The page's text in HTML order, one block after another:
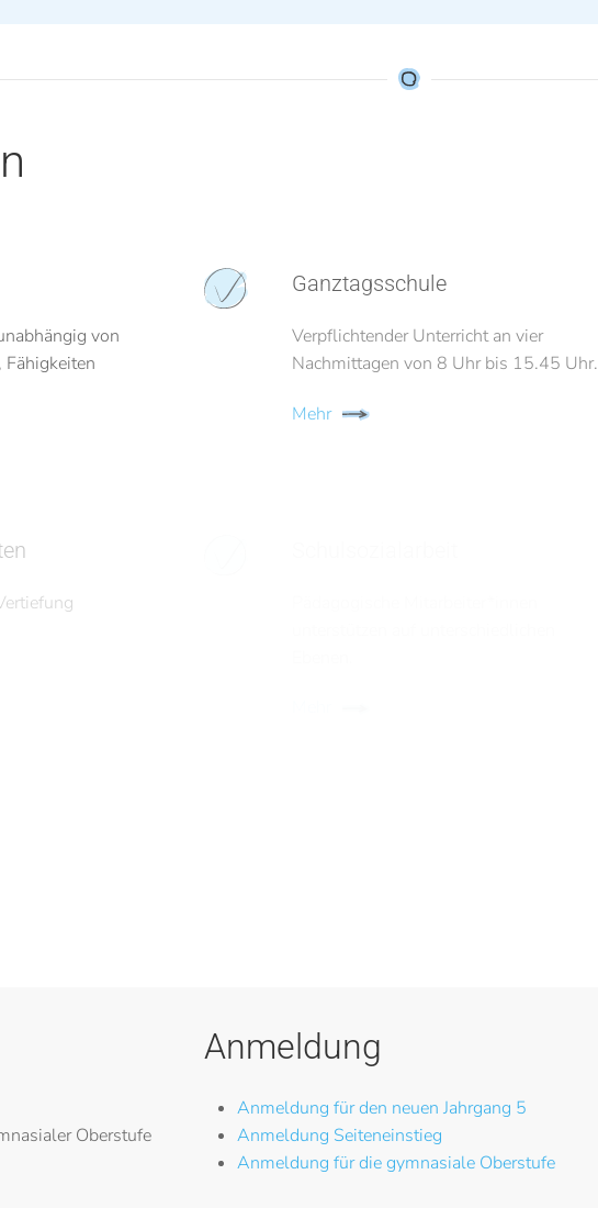
von
Ganztagsschule
Verpflichtender Unterricht an vier
Nachmittagen von 8 Uhr bis 15.45 Uhr.
Mehr
Oberstufe
Anmeldung
Anmeldung für den neuen Jahrgang 5
Anmeldung Seiteneinstieg
Anmeldung für die gymnasiale Oberstufe